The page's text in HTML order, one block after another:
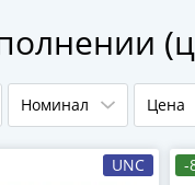
Номинал Цена
UNC -